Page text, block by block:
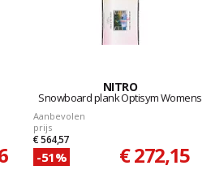
NITRO
Snowboard plank Optisym Womens
Aanbevolen
prijs
€ 564,57
-51% € 272,15